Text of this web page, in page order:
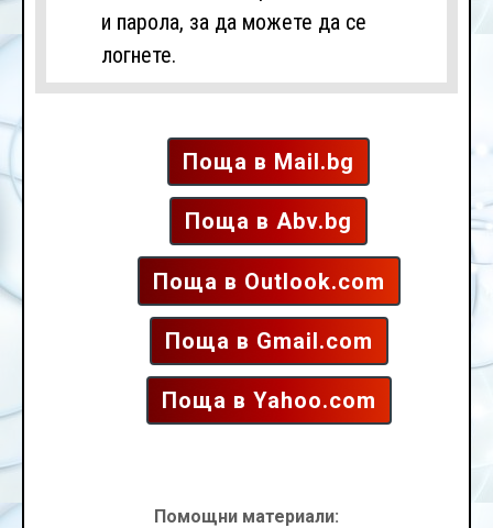
и парола, за да можете да се
логнете.
Поща в Mail.bg
Поща в Abv.bg
Поща в Outlook.com
Поща в Gmail.com
Поща в Yahoo.com
Помощни материали: